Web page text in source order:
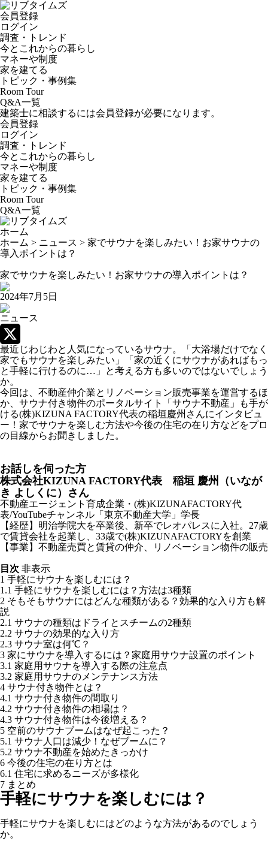
会員登録
ログイン
調査・トレンド
今とこれからの暮らし
マネーや制度
家を建てる
トピック・事例集
Room Tour
Q&A一覧
建築士に相談するには会員登録が必要になります。
会員登録
ログイン
調査・トレンド
今とこれからの暮らし
マネーや制度
家を建てる
トピック・事例集
Room Tour
Q&A一覧
ホーム
ホーム > ニュース > 家でサウナを楽しみたい！お家サウナの
導入ポイントは？
家でサウナを楽しみたい！お家サウナの導入ポイントは？
2024年7月5日
ニュース
X
最近じわじわと人気になっているサウナ。「大浴場だけでなく
家でもサウナを楽しみたい」「家の近くにサウナがあればもっ
と手軽に行けるのに…」と考える方も多いのではないでしょう
か。
今回は、不動産仲介業とリノベーション販売事業を運営するほ
か、サウナ付き物件のポータルサイト「サウナ不動産」も手が
ける(株)KIZUNA FACTORY代表の稲垣慶州さんにインタビュ
ー！家でサウナを楽しむ方法や今後の住宅の在り方などをプロ
の目線からお聞きしました。
お話しを伺った方
株式会社KIZUNA FACTORY代表 稲垣 慶州（いなが
き よしくに）さん
不動産エージェント育成企業・(株)KIZUNAFACTORY代
表/YouTubeチャンネル「東京不動産大学」学長
【経歴】明治学院大を卒業後、新卒でレオパレスに入社。27歳
で賃貸会社を起業し、33歳で(株)KIZUNAFACTORYを創業
【事業】不動産売買と賃貸の仲介、リノベーション物件の販売
目次 非表示
1 手軽にサウナを楽しむには？
1.1 手軽にサウナを楽しむには？方法は3種類
2 そもそもサウナにはどんな種類がある？効果的な入り方も解
説
2.1 サウナの種類はドライとスチームの2種類
2.2 サウナの効果的な入り方
2.3 サウナ室は何℃？
3 家にサウナを導入するには？家庭用サウナ設置のポイント
3.1 家庭用サウナを導入する際の注意点
3.2 家庭用サウナのメンテナンス方法
4 サウナ付き物件とは？
4.1 サウナ付き物件の間取り
4.2 サウナ付き物件の相場は？
4.3 サウナ付き物件は今後増える？
5 空前のサウナブームはなぜ起こった？
5.1 サウナ人口は減少！なぜブームに？
5.2 サウナ不動産を始めたきっかけ
6 今後の住宅の在り方とは
6.1 住宅に求めるニーズが多様化
7 まとめ
手軽にサウナを楽しむには？
手軽にサウナを楽しむにはどのような方法があるのでしょう
か。